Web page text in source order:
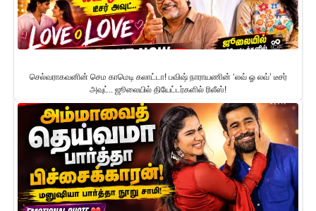
செல்வராகவனின் செம காமெடி கலாட்டா! பவிஷ் நாராயணின் ‘லவ் ஓ லவ்’ டீசர்
அவுட்.. ஜூலையில் தியேட்டர்களில் ரிலீஸ்!